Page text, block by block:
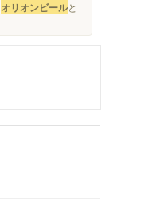
オリオンビールと